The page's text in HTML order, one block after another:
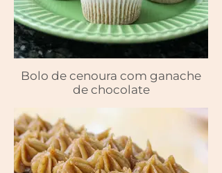
Bolo de cenoura com ganache
de chocolate